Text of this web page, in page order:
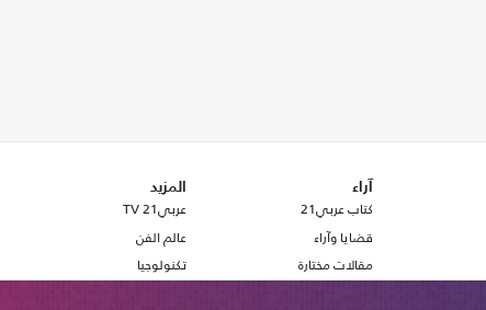
آراء
كتاب عربي21
قضايا وآراء
مقالات مختارة
المزيد
عربي21 TV
عالم الفن
تكنولوجيا